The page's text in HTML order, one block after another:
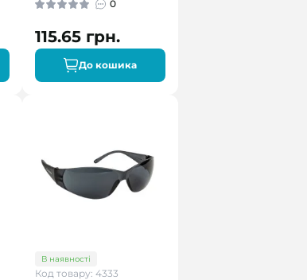
0
115.65 грн.
До кошика
В наявності
Код товару: 4333